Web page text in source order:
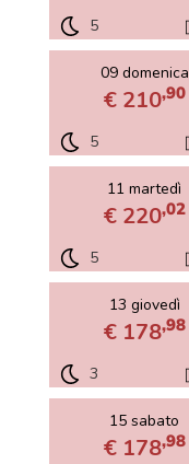
5
09 domenica
€ 210,90
5
11 martedì
€ 220,02
5
13 giovedì
€ 178,98
3
15 sabato
€ 178,98